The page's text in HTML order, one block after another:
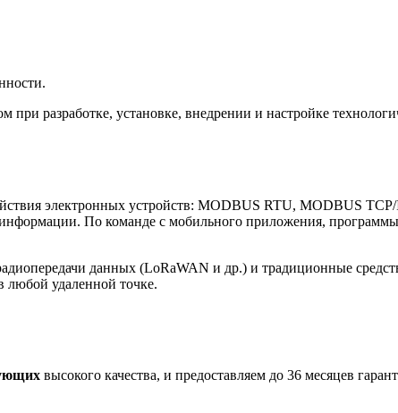
разработке, установке, внедрении и настройке
электронных устройств: MODBUS RTU, MODBUS TCP/
По команде с мобильного приложения,
данных (LoRaWAN и др.) и традиционные
удаленной точке.
высокого качества, и предоставляем до 36 месяцев